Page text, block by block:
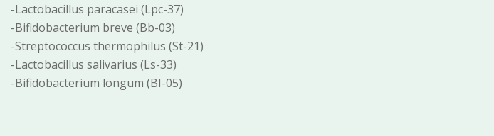
-Lactobacillus paracasei (Lpc-37)
-Bifidobacterium breve (Bb-03)
-Streptococcus thermophilus (St-21)
-Lactobacillus salivarius (Ls-33)
-Bifidobacterium longum (BI-05)